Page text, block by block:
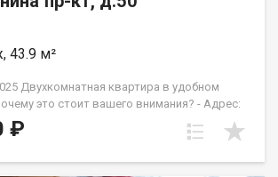
43.9 м²
Двухкомнатная квартира в удобном
это стоит вашего внимания? - Адрес:
т. Ленина д.50. В пешей доступности для
детский сад, банк, мед.центры, сквер,
₽